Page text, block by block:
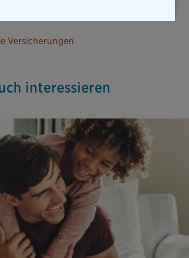
Versicherungen
interessieren